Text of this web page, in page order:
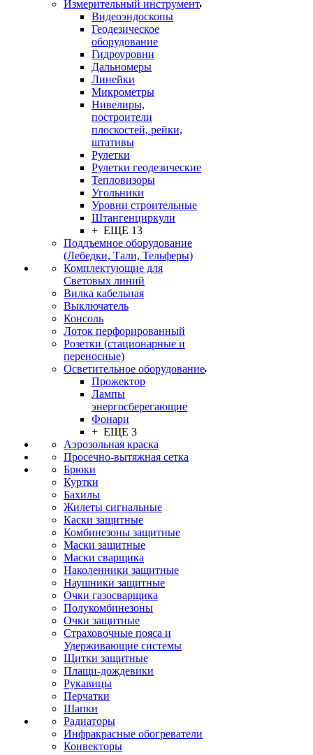
Измерительный инструмент
Видеоэндоскопы
Геодезическое
оборудование
Гидроуровни
Дальномеры
Линейки
Микрометры
Нивелиры,
построители
плоскостей, рейки,
штативы
Рулетки
Рулетки геодезические
Тепловизоры
Угольники
Уровни строительные
Штангенциркули
+ ЕЩЕ 13
Поддъемное оборудование
(Лебедки, Тали, Тельферы)
Комплектующие для
Световых линий
Вилка кабельная
Выключатель
Консоль
Лоток перфорированный
Розетки (стационарные и
переносные)
Осветительное оборудование
Прожектор
Лампы
энергосберегающие
Фонари
+ ЕЩЕ 3
Аэрозольная краска
Просечно-вытяжная сетка
Брюки
Куртки
Бахилы
Жилеты сигнальные
Каски защитные
Комбинезоны защитные
Маски защитные
Маски сварщика
Наколенники защитные
Наушники защитные
Очки газосварщика
Полукомбинезоны
Очки защитные
Страховочные пояса и
Удерживающие системы
Щитки защитные
Плащи-дождевики
Рукавицы
Перчатки
Шапки
Радиаторы
Инфракрасные обогреватели
Конвекторы